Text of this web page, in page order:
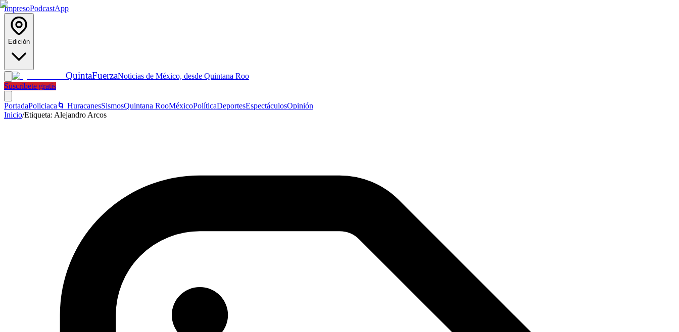
ImpresoPodcastApp
Edición
QuintaFuerzaNoticias de México, desde Quintana Roo
Suscríbete gratis
PortadaPoliciaca 🌀 HuracanesSismosQuintana RooMéxicoPolíticaDeportesEspectáculosOpinión
Inicio/Etiqueta: Alejandro Arcos